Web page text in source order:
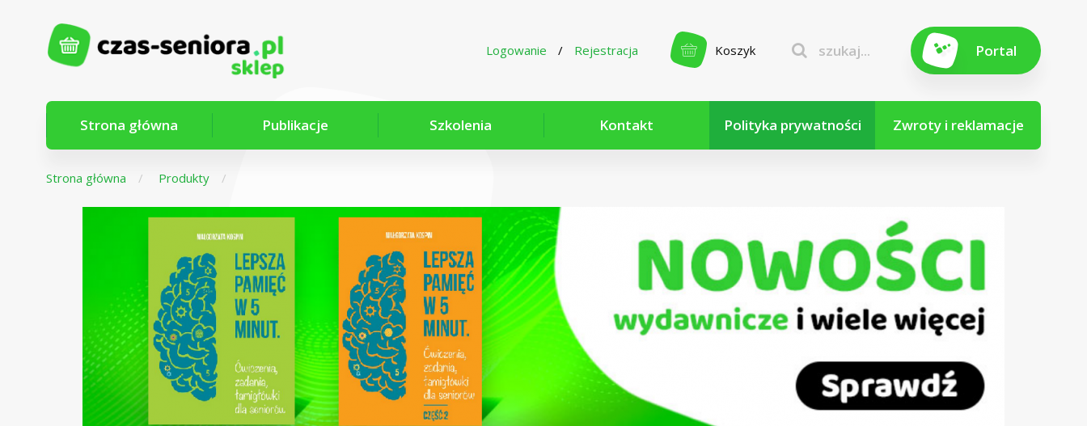
Logowanie / Rejestracja Koszyk szukaj... Portal
Strona główna Publikacje Szkolenia Kontakt Polityka prywatności Zwroty i reklamacje
Z myślą oseniorach
Strona główna Produkty